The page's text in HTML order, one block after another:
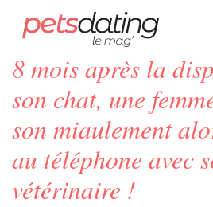
Chien
Chat
PETS DATING ACTUALITÉS EMOTION
8 mois après la
son chat, une
son miaulement
au téléphone avec
vétérinaire !